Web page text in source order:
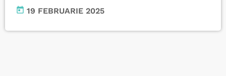
today 19 FEBRUARIE 2025